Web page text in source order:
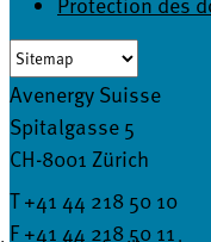
Avenergy Suisse
Spitalgasse 5
CH-8001 Zürich
T +41 44 218 50 10
F +41 44 218 50 11